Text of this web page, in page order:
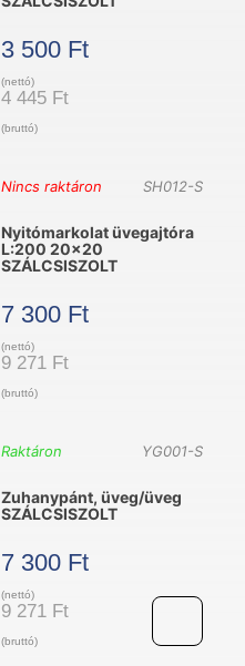
3 500 Ft
(nettó)
4 445 Ft
(bruttó)
SH012-S
Nincs raktáron
Nyitómarkolat üvegajtóra
L:200 20×20
SZÁLCSISZOLT
7 300 Ft
(nettó)
9 271 Ft
(bruttó)
YG001-S
Raktáron
Zuhanypánt, üveg/üveg
SZÁLCSISZOLT
7 300 Ft
(nettó)
9 271 Ft
(bruttó)